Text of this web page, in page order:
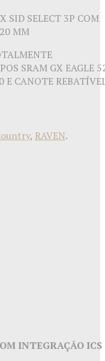
SID SELECT 3P COM
MM
SRAM GX EAGLE
E CANOTE
, RAVEN.
INTEGRAÇÃO ICS